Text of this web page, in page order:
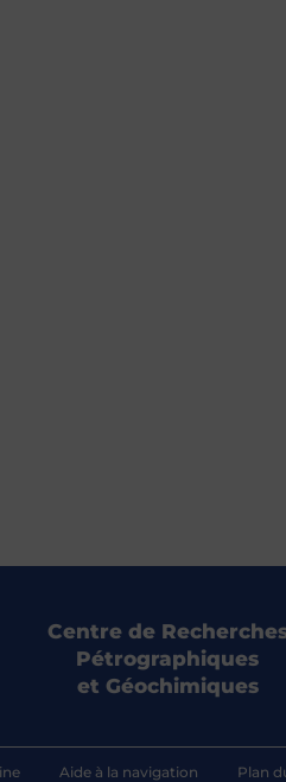
Centre de
Pétrographiques
et Géochimiques
Aide à la navigation Plan